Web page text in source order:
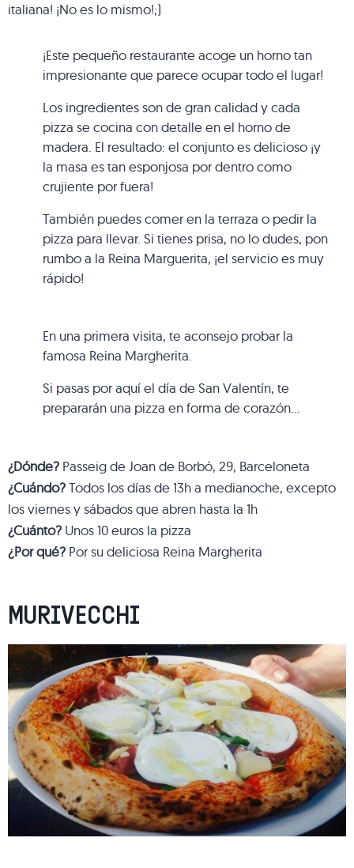
italiana! ¡No es lo mismo!;)
¡Este pequeño restaurante acoge un horno tan
impresionante que parece ocupar todo el lugar!
Los ingredientes son de gran calidad y cada
pizza se cocina con detalle en el horno de
madera. El resultado: el conjunto es delicioso ¡y
la masa es tan esponjosa por dentro como
crujiente por fuera!
También puedes comer en la terraza o pedir la
pizza para llevar. Si tienes prisa, no lo dudes, pon
rumbo a la Reina Marguerita, ¡el servicio es muy
rápido!
En una primera visita, te aconsejo probar la
famosa Reina Margherita.
Si pasas por aquí el día de San Valentín, te
prepararán una pizza en forma de corazón…
¿Dónde? Passeig de Joan de Borbó, 29, Barceloneta
¿Cuándo?Todos los días de 13h a medianoche, excepto
los viernes y sábados que abren hasta la 1h
¿Cuánto? Unos 10 euros la pizza
¿Por qué? Por su deliciosa Reina Margherita
MURIVECCHI